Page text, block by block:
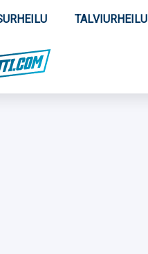
TALVIURHEILU